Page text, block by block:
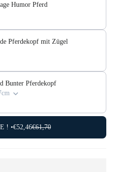
Humor Pferd
Pferdekopf mit Zügel
Bunter Pferdekopf
! •€52,46€61,70